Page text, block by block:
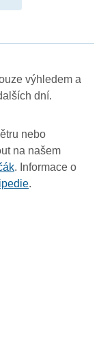
výhledem a
dní.
nebo
na našem
. Informace o
.